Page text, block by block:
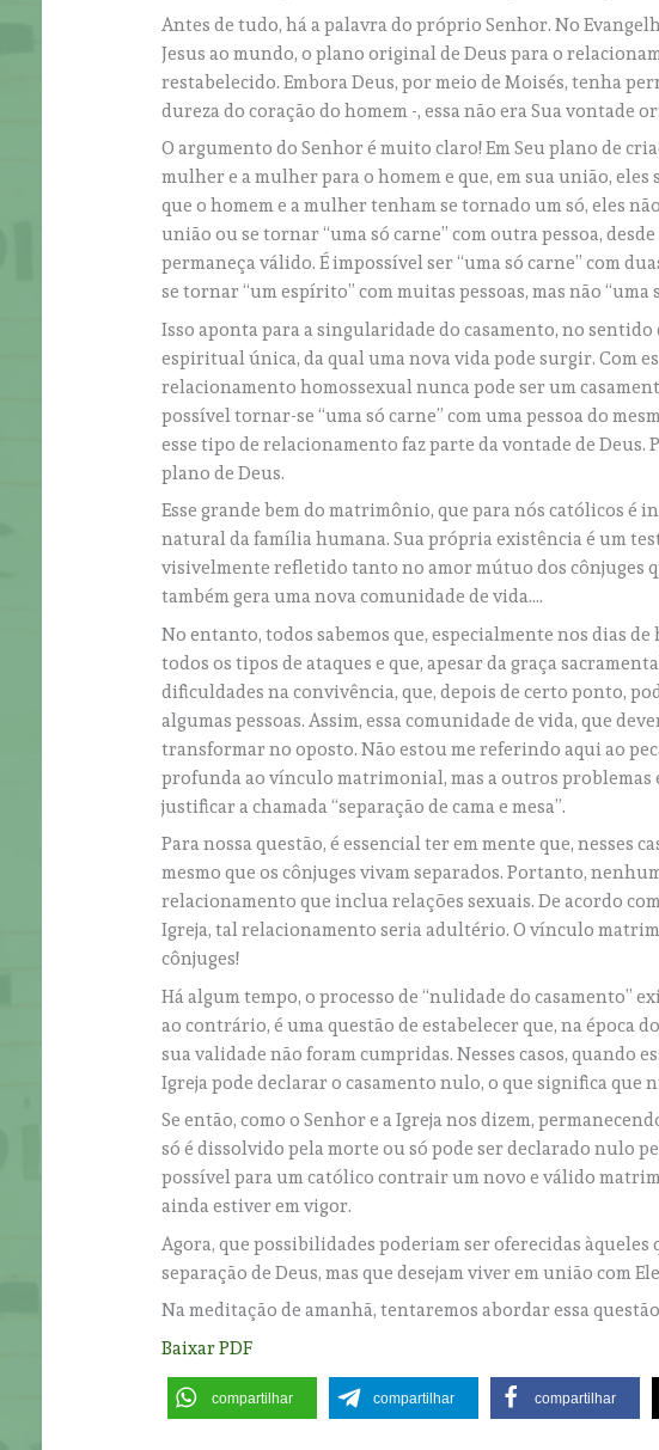
Antes de tudo, há a palavra do próprio Senhor. No
Jesus ao mundo, o plano original de Deus para o
restabelecido. Embora Deus, por meio de Moisés, tenha
dureza do coração do homem -, essa não era Sua vontade
O argumento do Senhor é muito claro! Em Seu plano de
mulher e a mulher para o homem e que, em sua união, eles
que o homem e a mulher tenham se tornado um só, eles
união ou se tornar “uma só carne” com outra pessoa,
permaneça válido. É impossível ser “uma só carne” com
se tornar “um espírito” com muitas pessoas, mas não “uma
Isso aponta para a singularidade do casamento, no
espiritual única, da qual uma nova vida pode surgir. Com
relacionamento homossexual nunca pode ser um
possível tornar-se “uma só carne” com uma pessoa do
esse tipo de relacionamento faz parte da vontade de
plano de Deus.
Esse grande bem do matrimônio, que para nós católicos é
natural da família humana. Sua própria existência é um
visivelmente refletido tanto no amor mútuo dos cônjuges
também gera uma nova comunidade de vida….
No entanto, todos sabemos que, especialmente nos dias de
todos os tipos de ataques e que, apesar da graça
dificuldades na convivência, que, depois de certo ponto,
algumas pessoas. Assim, essa comunidade de vida, que
transformar no oposto. Não estou me referindo aqui ao
profunda ao vínculo matrimonial, mas a outros problemas
justificar a chamada “separação de cama e mesa”.
Para nossa questão, é essencial ter em mente que,
mesmo que os cônjuges vivam separados. Portanto,
relacionamento que inclua relações sexuais. De acordo
Igreja, tal relacionamento seria adultério. O vínculo
cônjuges!
Há algum tempo, o processo de “nulidade do casamento”
ao contrário, é uma questão de estabelecer que, na época
sua validade não foram cumpridas. Nesses casos, quando
Igreja pode declarar o casamento nulo, o que significa
Se então, como o Senhor e a Igreja nos dizem,
só é dissolvido pela morte ou só pode ser declarado nulo
possível para um católico contrair um novo e válido
ainda estiver em vigor.
Agora, que possibilidades poderiam ser oferecidas àqueles
separação de Deus, mas que desejam viver em união com
Na meditação de amanhã, tentaremos abordar essa
Baixar PDF
compartilhar compartilhar compartilhar